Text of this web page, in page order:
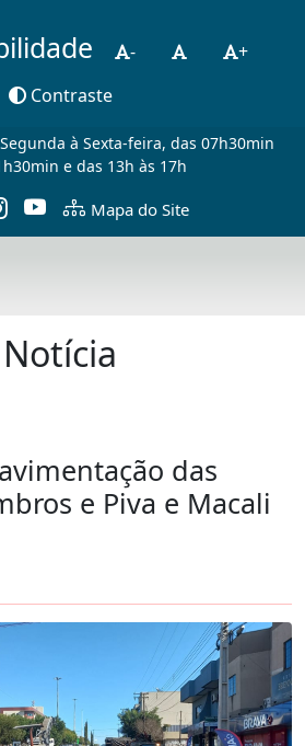
-
+
Contraste
à Sexta-feira, das 07h30min
e das 13h às 17h
Mapa do Site
Notícia
das
e Piva e Macali